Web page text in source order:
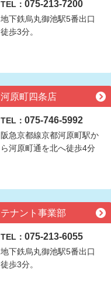
TEL： 075-213-7200
地下鉄烏丸御池駅5番出口
徒歩3分。
河原町四条店
TEL： 075-746-5992
阪急京都線京都河原町駅か
ら河原町通を北へ徒歩4分
テナント事業部
TEL： 075-213-6055
地下鉄烏丸御池駅5番出口
徒歩3分。